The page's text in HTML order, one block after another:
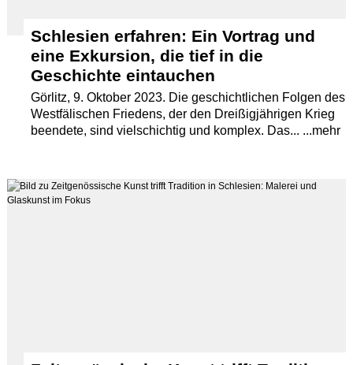
Schlesien erfahren: Ein Vortrag und
eine Exkursion, die tief in die
Geschichte eintauchen
Görlitz, 9. Oktober 2023. Die geschichtlichen Folgen des
Westfälischen Friedens, der den Dreißigjährigen Krieg
beendete, sind vielschichtig und komplex. Das... ...mehr